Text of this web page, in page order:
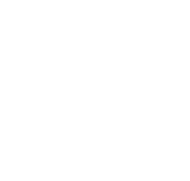
品です。
はありません。
得ず変更すること